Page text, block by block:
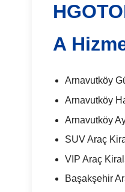
A
Arnavutköy
Arnavutköy
Arnavutköy
SUV Araç
VIP Araç
Başakşehir